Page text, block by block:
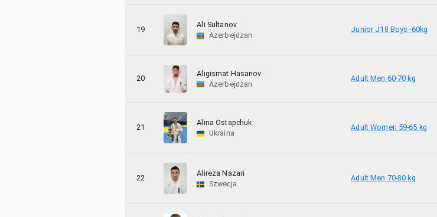
19
Ali Sultanov
Azerbejdżan
Junior J18 Boys -60kg
20
Aligismat Hasanov
Azerbejdżan
Adult Men 60-70 kg
21
Alina Ostapchuk
Ukraina
Adult Women 59-65 kg
22
Alireza Nazari
Szwecja
Adult Men 70-80 kg